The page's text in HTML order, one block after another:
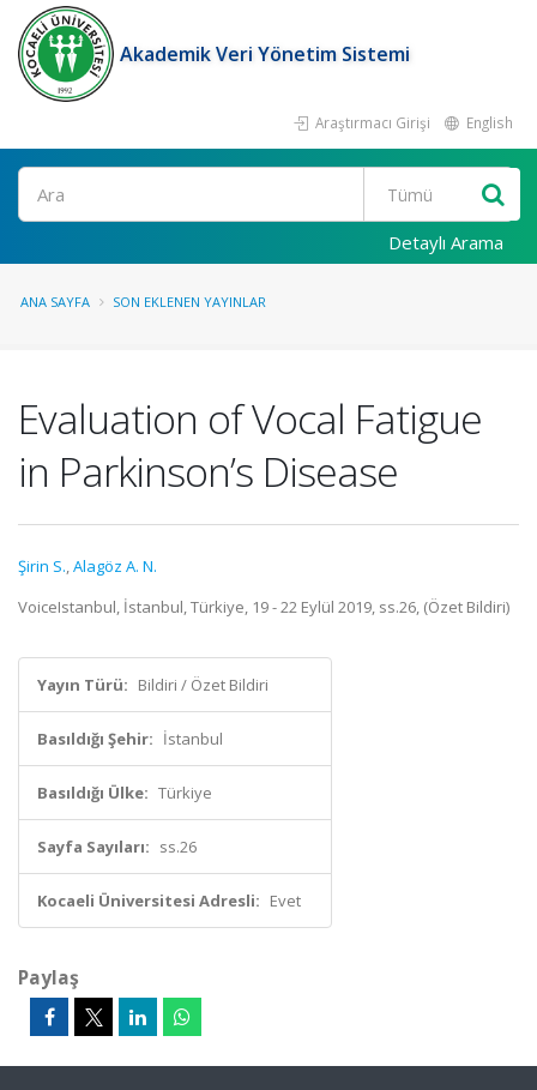
Akademik Veri Yönetim Sistemi
Araştırmacı Girişi English
Ara
Detaylı Arama
ANA SAYFA SON EKLENEN YAYINLAR
Evaluation of Vocal Fatigue
in Parkinson’s Disease
Şirin S.,Alagöz A. N.
VoiceIstanbul, İstanbul, Türkiye, 19 - 22 Eylül 2019, ss.26, (Özet Bildiri)
Yayın Türü: Bildiri / Özet Bildiri
Basıldığı Şehir: İstanbul
Basıldığı Ülke: Türkiye
Sayfa Sayıları: ss.26
Kocaeli Üniversitesi Adresli: Evet
Paylaş